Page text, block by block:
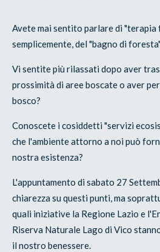
Avete mai sentito parlare di "terapia
semplicemente, del "bagno di
Vi sentite più rilassati dopo aver
prossimità di aree boscate o aver
bosco?
Conoscete i cosiddetti "servizi
che l'ambiente attorno a noi può
nostra esistenza?
L'appuntamento di sabato 27
chiarezza su questi punti, ma
quali iniziative la Regione Lazio e
Riserva Naturale Lago di Vico
il nostro benessere.